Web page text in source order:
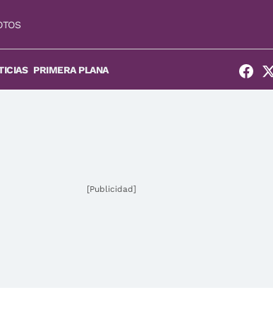
PRIMERA PLANA
[Publicidad]